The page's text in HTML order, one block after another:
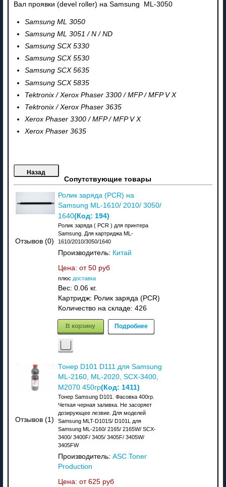
Вал проявки (devel roller) на Samsung ML-3050
Samsung ML 3050
Samsung ML 3051 / N / ND
Samsung SCX 5330
Samsung SCX 5530
Samsung SCX 5635
Samsung SCX 5835
Tektronix / Xerox Phaser 3300 / MFP / MFP V X
Tektronix / Xerox Phaser 3635
Xerox Phaser 3300 / MFP / MFP V X
Xerox Phaser 3635
Сопутствующие товары
Отзывов (0)
Ролик заряда (PCR) на
Samsung ML-1610/ 2010/ 3050/
1640(Код: 194)
Ролик заряда ( PCR ) для принтера
Samsung. Для картриджа ML-
1610/2010/3050/1640
Производитель: Китай
Цена: от 50 руб
плюс доставка
Вес: 0.06 кг.
Картридж: Ролик заряда (PCR)
Количество на складе: 426
В корзину Подробнее
Отзывов (1)
Тонер D101 D111 для Samsung
ML-2160, ML-2020, SCX-3400,
M2070 450гр(Код: 1411)
Тонер Samsung D101. Фасовка 400гр.
Четкая черная заливка. Не засоряет
дозирующее лезвие. Для моделей
Samsung MLT-D101S/ D101L для
Samsung ML-2160/ 2165/ 2165W/ SCX-
3400/ 3400F/ 3405/ 3405F/ 3405W/
3405FW
Производитель: ASC Toner
Production
Цена: от 625 руб